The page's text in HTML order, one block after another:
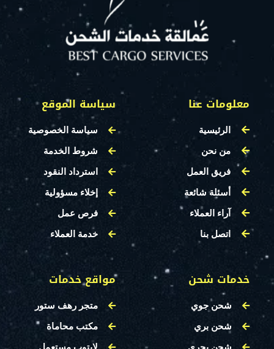
معلومات عنا
الرئيسية
من نحن
فريق العمل
أسئلة شائعة
آراء العملاء
اتصل بنا
سياسة الموقع
سياسة الخصوصية
شروط الخدمة
استرداد النقود
إخلاء مسؤولية
فرص عمل
خدمة العملاء
خدمات شحن
شحن جوي
شحن بري
شحن بحري
مواقع خدمات
متجر رهف ستور
مكتب محاماة
لابتوب مستعمل